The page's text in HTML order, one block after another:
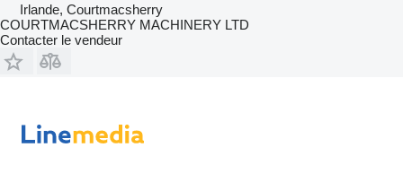
Irlande, Courtmacsherry
COURTMACSHERRY MACHINERY LTD
Contacter le vendeur